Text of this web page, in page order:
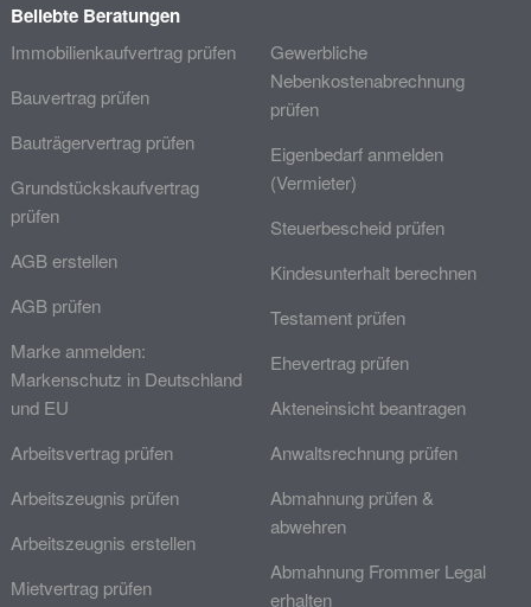
Beliebte Beratungen
Immobilienkaufvertrag prüfen
Bauvertrag prüfen
Bauträgervertrag prüfen
Grundstückskaufvertrag
prüfen
AGB erstellen
AGB prüfen
Marke anmelden:
Markenschutz in Deutschland
und EU
Arbeitsvertrag prüfen
Arbeitszeugnis prüfen
Arbeitszeugnis erstellen
Mietvertrag prüfen
Gewerbliche
Nebenkostenabrechnung
prüfen
Eigenbedarf anmelden
(Vermieter)
Steuerbescheid prüfen
Kindesunterhalt berechnen
Testament prüfen
Ehevertrag prüfen
Akteneinsicht beantragen
Anwaltsrechnung prüfen
Abmahnung prüfen &
abwehren
Abmahnung Frommer Legal
erhalten